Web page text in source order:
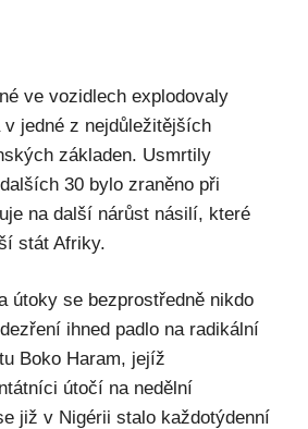
ve vozidlech explodovaly
jedné z nejdůležitějších
základen. Usmrtily
30 bylo zraněno při
na další nárůst násilí, které
stát Afriky.
útoky se bezprostředně nikdo
ihned padlo na radikální
Boko Haram, jejíž
útočí na nedělní
již v Nigérii stalo každotýdenní